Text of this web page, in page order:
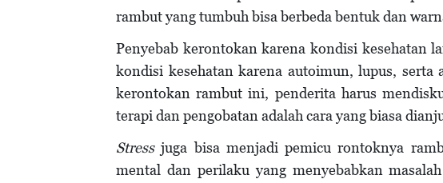
rambut yang tumbuh bisa berbeda bentuk dan
Penyebab kerontokan karena kondisi kesehatan
kondisi kesehatan karena autoimun, lupus, serta
kerontokan rambut ini, penderita harus
terapi dan pengobatan adalah cara yang biasa
Stressjuga bisa menjadi pemicu rontoknya
mental dan perilaku yang menyebabkan